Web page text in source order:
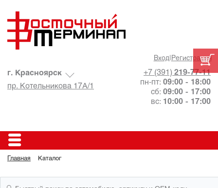
Вход| Регистрация
+7 (391) 219-77-11
пн-пт: 09:00 - 18:00
сб: 09:00 - 17:00
вс: 10:00 - 17:00
г. Красноярск
пр. Котельникова 17А/1
Главная Каталог